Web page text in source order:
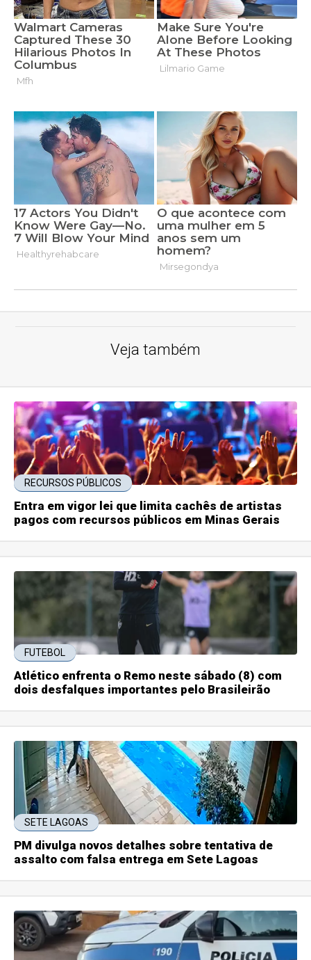
Veja também
RECURSOS PÚBLICOS
Entra em vigor lei que limita cachês de artistas
pagos com recursos públicos em Minas Gerais
FUTEBOL
Atlético enfrenta o Remo neste sábado (8) com
dois desfalques importantes pelo Brasileirão
SETE LAGOAS
PM divulga novos detalhes sobre tentativa de
assalto com falsa entrega em Sete Lagoas